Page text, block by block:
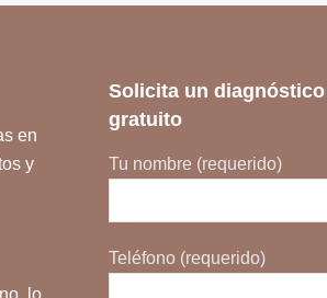
en
y
lo
Solicita un diagnóstico
gratuito
Tu nombre (requerido)
Teléfono (requerido)